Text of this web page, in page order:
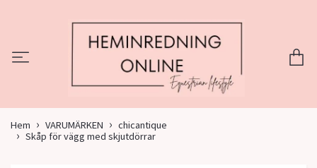
Hem VARUMÄRKEN
chicantique
Skåp för vägg med skjutdörrar